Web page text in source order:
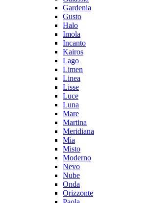
Gardenia
Gusto
Halo
Imola
Incanto
Kairos
Lago
Limen
Linea
Lisse
Luce
Luna
Mare
Martina
Meridiana
Mia
Misto
Moderno
Nevo
Nube
Onda
Orizzonte